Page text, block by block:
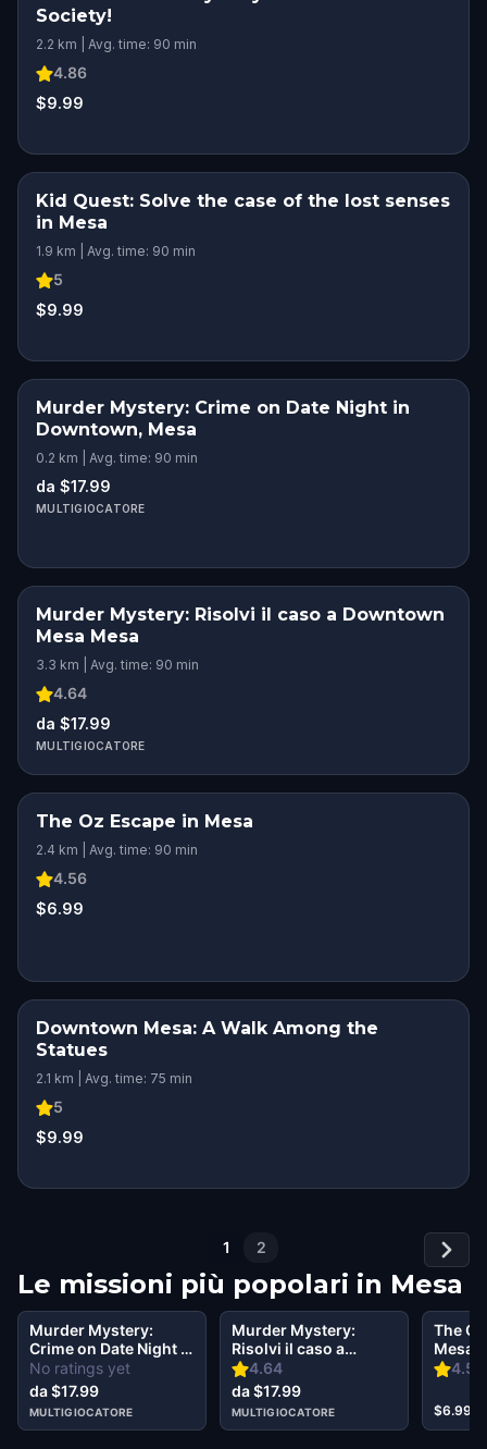
Society!
2.2 km | Avg. time: 90 min
4.86
$9.99
Kid Quest: Solve the case of the lost senses
in Mesa
1.9 km | Avg. time: 90 min
5
$9.99
Murder Mystery: Crime on Date Night in
Downtown, Mesa
0.2 km | Avg. time: 90 min
da $17.99
MULTIGIOCATORE
Murder Mystery: Risolvi il caso a Downtown
Mesa Mesa
3.3 km | Avg. time: 90 min
4.64
da $17.99
MULTIGIOCATORE
The Oz Escape in Mesa
2.4 km | Avg. time: 90 min
4.56
$6.99
Downtown Mesa: A Walk Among the
Statues
2.1 km | Avg. time: 75 min
5
$9.99
1 2
Le missioni più popolari in Mesa
No ratings yet
Murder Mystery:
Crime on Date Night in
Downtown, Mesa
da $17.99
MULTIGIOCATORE
4.64
Murder Mystery:
Risolvi il caso a
Downtown Mesa
Mesa
da $17.99
MULTIGIOCATORE
4.56
The
Mesa
$6.99